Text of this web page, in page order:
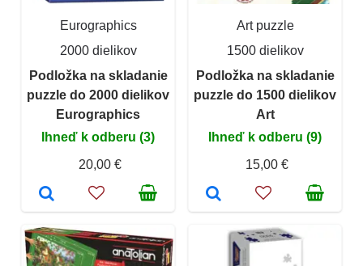
Eurographics
2000 dielikov
Podložka na skladanie
puzzle do 2000 dielikov
Eurographics
Ihneď k odberu (3)
20,00 €
Art puzzle
1500 dielikov
Podložka na skladanie
puzzle do 1500 dielikov
Art
Ihneď k odberu (9)
15,00 €